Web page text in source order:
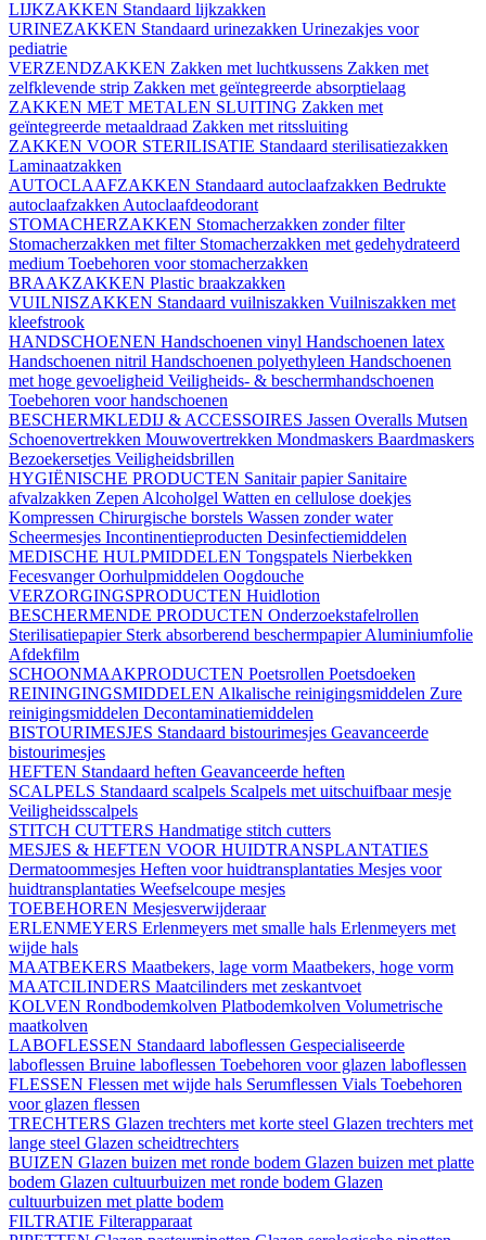
LIJKZAKKEN Standaard lijkzakken
URINEZAKKEN Standaard urinezakken Urinezakjes voor
pediatrie
VERZENDZAKKEN Zakken met luchtkussens Zakken met
zelfklevende strip Zakken met geïntegreerde absorptielaag
ZAKKEN MET METALEN SLUITING Zakken met
geïntegreerde metaaldraad Zakken met ritssluiting
ZAKKEN VOOR STERILISATIE Standaard sterilisatiezakken
Laminaatzakken
AUTOCLAAFZAKKEN Standaard autoclaafzakken Bedrukte
autoclaafzakken Autoclaafdeodorant
STOMACHERZAKKEN Stomacherzakken zonder filter
Stomacherzakken met filter Stomacherzakken met gedehydrateerd
medium Toebehoren voor stomacherzakken
BRAAKZAKKEN Plastic braakzakken
VUILNISZAKKEN Standaard vuilniszakken Vuilniszakken met
kleefstrook
HANDSCHOENEN Handschoenen vinyl Handschoenen latex
Handschoenen nitril Handschoenen polyethyleen Handschoenen
met hoge gevoeligheid Veiligheids- & beschermhandschoenen
Toebehoren voor handschoenen
BESCHERMKLEDIJ & ACCESSOIRES Jassen Overalls Mutsen
Schoenovertrekken Mouwovertrekken Mondmaskers Baardmaskers
Bezoekersetjes Veiligheidsbrillen
HYGIËNISCHE PRODUCTEN Sanitair papier Sanitaire
afvalzakken Zepen Alcoholgel Watten en cellulose doekjes
Kompressen Chirurgische borstels Wassen zonder water
Scheermesjes Incontinentieproducten Desinfectiemiddelen
MEDISCHE HULPMIDDELEN Tongspatels Nierbekken
FecesvangerOorhulpmiddelen Oogdouche
VERZORGINGSPRODUCTEN Huidlotion
BESCHERMENDE PRODUCTEN Onderzoekstafelrollen
Sterilisatiepapier Sterk absorberend beschermpapierAluminiumfolie
Afdekfilm
SCHOONMAAKPRODUCTEN Poetsrollen Poetsdoeken
REININGINGSMIDDELEN Alkalische reinigingsmiddelen Zure
reinigingsmiddelen Decontaminatiemiddelen
BISTOURIMESJES Standaard bistourimesjes Geavanceerde
bistourimesjes
HEFTEN Standaard heften Geavanceerde heften
SCALPELS Standaard scalpels Scalpels met uitschuifbaar mesje
Veiligheidsscalpels
STITCH CUTTERS Handmatige stitch cutters
MESJES & HEFTEN VOOR HUIDTRANSPLANTATIES
Dermatoommesjes Heften voor huidtransplantaties Mesjes voor
huidtransplantaties Weefselcoupe mesjes
TOEBEHOREN Mesjesverwijderaar
ERLENMEYERS Erlenmeyers met smalle hals Erlenmeyers met
wijde hals
MAATBEKERS Maatbekers, lage vorm Maatbekers, hoge vorm
MAATCILINDERS Maatcilinders met zeskantvoet
KOLVEN Rondbodemkolven Platbodemkolven Volumetrische
maatkolven
LABOFLESSEN Standaard laboflessen Gespecialiseerde
laboflessen Bruine laboflessen Toebehoren voor glazen laboflessen
FLESSEN Flessen met wijde hals Serumflessen Vials Toebehoren
voor glazen flessen
TRECHTERS Glazen trechters met korte steel Glazen trechters met
lange steel Glazen scheidtrechters
BUIZEN Glazen buizen met ronde bodem Glazen buizen met platte
bodem Glazen cultuurbuizen met ronde bodem Glazen
cultuurbuizen met platte bodem
FILTRATIE Filterapparaat